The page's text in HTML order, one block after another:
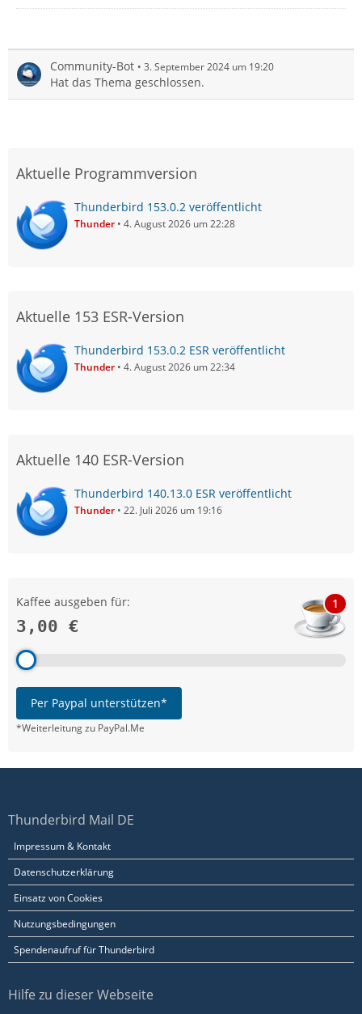
Community-Bot 3. September 2024 um 19:20
Hat das Thema geschlossen.
Aktuelle Programmversion
Thunderbird 153.0.2 veröffentlicht
Thunder 4. August 2026 um 22:28
Aktuelle 153 ESR-Version
Thunderbird 153.0.2 ESR veröffentlicht
Thunder 4. August 2026 um 22:34
Aktuelle 140 ESR-Version
Thunderbird 140.13.0 ESR veröffentlicht
Thunder 22. Juli 2026 um 19:16
Kaffee ausgeben für:
3,00 €
1
Per Paypal unterstützen*
*Weiterleitung zu PayPal.Me
Thunderbird Mail DE
Impressum & Kontakt
Datenschutzerklärung
Einsatz von Cookies
Nutzungsbedingungen
Spendenaufruf für Thunderbird
Hilfe zu dieser Webseite